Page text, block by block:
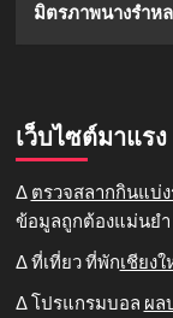
มิตรภาพนางรำห
เว็บไซต์มาแรง
Δ ตรวจสลากกินแบ่
ข้อมูลถูกต้องแม่นยำ
Δ ที่เที่ยว ที่พักเชียงใ
Δ โปรแกรมบอล ผล